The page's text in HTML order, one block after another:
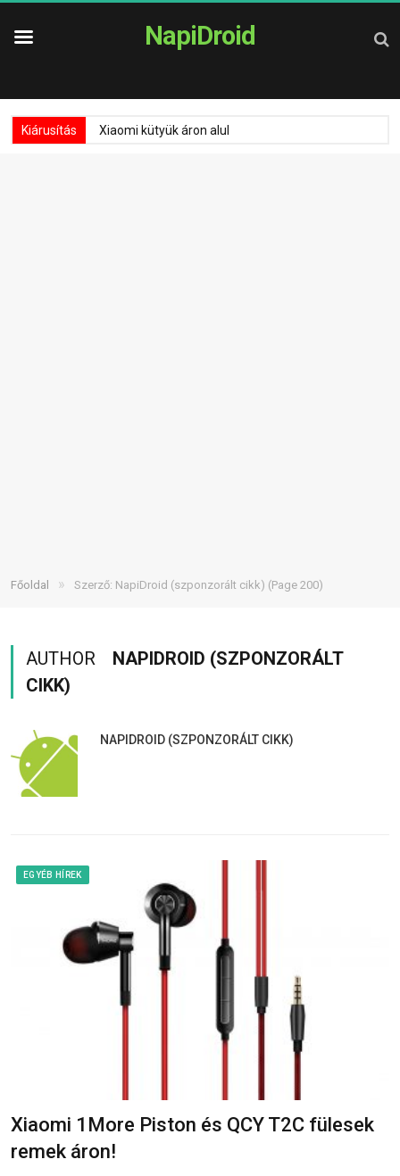
NapiDroid
Kiárusítás Xiaomi kütyük áron alul
Főoldal » Szerző: NapiDroid (szponzorált cikk) (Page 200)
AUTHOR
NAPIDROID (SZPONZORÁLT
CIKK)
NAPIDROID (SZPONZORÁLT CIKK)
EGYÉB HÍREK
Xiaomi 1More Piston és QCY T2C fülesek
remek áron!